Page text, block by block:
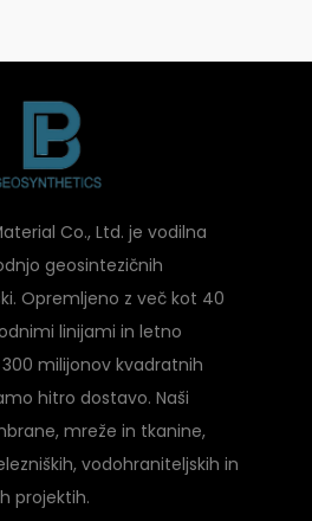
Co., Ltd. je vodilna
geosintezičnih
Opremljeno z več kot 40
linijami in letno
milijonov kvadratnih
hitro dostavo. Naši
mreže in tkanine,
vodohraniteljskih in
projektih.